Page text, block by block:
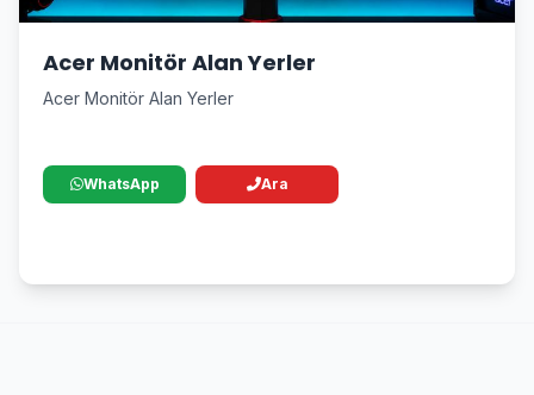
Acer Monitör Alan Yerler
Acer Monitör Alan Yerler
WhatsApp Ara